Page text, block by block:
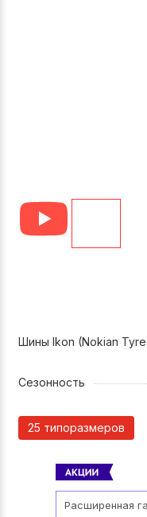
Шины Ikon (Nokian
Сезонность
25 типоразмеров
Расширенная